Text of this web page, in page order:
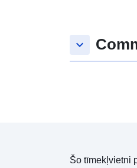
keyboard_arrow_down
Šo tīmekļvietni